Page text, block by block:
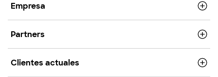
Empresa
Partners
Clientes actuales